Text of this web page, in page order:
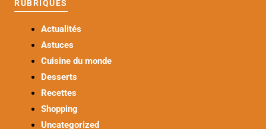
RUBRIQUES
Actualités
Astuces
Cuisine du monde
Desserts
Recettes
Shopping
Uncategorized